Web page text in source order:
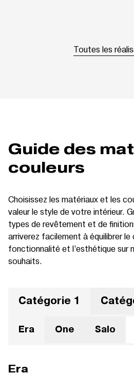
Toutes les
Guide des
couleurs
Choisissez les matériaux et les
valeur le style de votre intérieur.
types de revêtement et de
arriverez facilement à équilibrer
fonctionnalité et l’esthétique sur
souhaits.
Catégorie 1
Era One Salo
Era